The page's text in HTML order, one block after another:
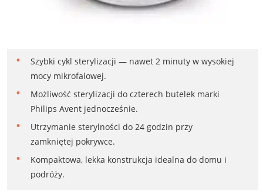
Szybki cykl sterylizacji — nawet 2 minuty w wysokiej
mocy mikrofalowej.
Możliwość sterylizacji do czterech butelek marki
Philips Avent jednocześnie.
Utrzymanie sterylności do 24 godzin przy
zamkniętej pokrywce.
Kompaktowa, lekka konstrukcja idealna do domu i
podróży.